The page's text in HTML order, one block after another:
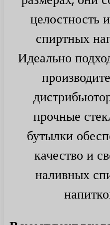
целостность
спиртных
Идеально
прочные
бутылки
качество и
наливных